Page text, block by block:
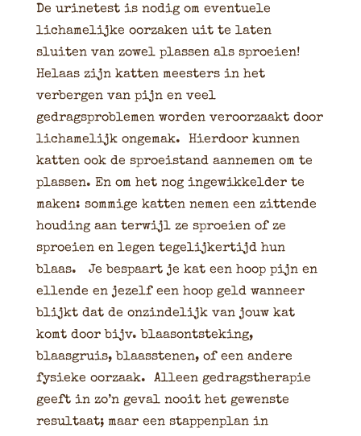
De urinetest is nodig om eventuele
lichamelijke oorzaken uit te laten
sluiten van zowel plassen als sproeien!
Helaas zijn katten meesters in het
verbergen van pijn en veel
gedragsproblemen worden veroorzaakt door
lichamelijk ongemak. Hierdoor kunnen
katten ook de sproeistand aannemen om te
plassen. En om het nog ingewikkelder te
maken: sommige katten nemen een zittende
houding aan terwijl ze sproeien of ze
sproeien en legen tegelijkertijd hun
blaas. Je bespaart je kat een hoop pijn en
ellende en jezelf een hoop geld wanneer
blijkt dat de onzindelijk van jouw kat
komt door bijv. blaasontsteking,
blaasgruis, blaasstenen, of een andere
fysieke oorzaak. Alleen gedragstherapie
geeft in zo’n geval nooit het gewenste
resultaat; maar een stappenplan in